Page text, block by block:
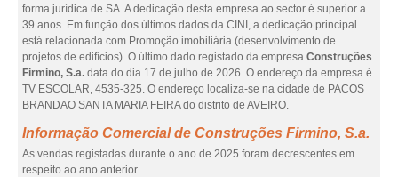
forma jurídica de SA. A dedicação desta empresa ao sector é superior a
39 anos. Em função dos últimos dados da CINI, a dedicação principal
está relacionada com Promoção imobiliária (desenvolvimento de
projetos de edifícios). O último dado registado da empresa Construções
Firmino, S.a. data do dia 17 de julho de 2026. O endereço da empresa é
TV ESCOLAR, 4535-325. O endereço localiza-se na cidade de PACOS
BRANDAO SANTA MARIA FEIRA do distrito de AVEIRO.
Informação Comercial de Construções Firmino, S.a.
As vendas registadas durante o ano de 2025 foram decrescentes em
respeito ao ano anterior.